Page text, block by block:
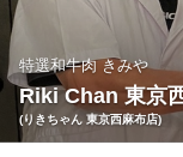
特選和牛肉 きみや
Riki Chan 東京
(りきちゃん 東京西麻布店)